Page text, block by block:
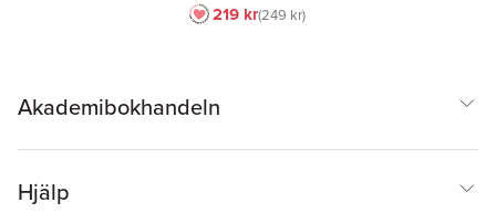
219 kr249 kr
Akademibokhandeln
Hjälp